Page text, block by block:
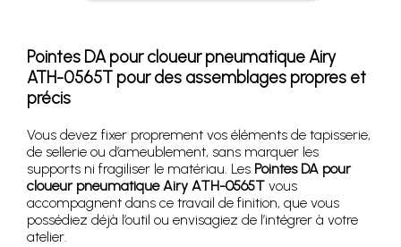
Pointes DA pour cloueur pneumatique Airy
ATH-0565T pour des assemblages propres et
précis
Vous devez fixer proprement vos éléments de tapisserie,
de sellerie ou d’ameublement, sans marquer les
supports ni fragiliser le matériau. Les Pointes DA pour
cloueur pneumatique Airy ATH-0565T vous
accompagnent dans ce travail de finition, que vous
possédiez déjà l’outil ou envisagiez de l’intégrer à votre
atelier.